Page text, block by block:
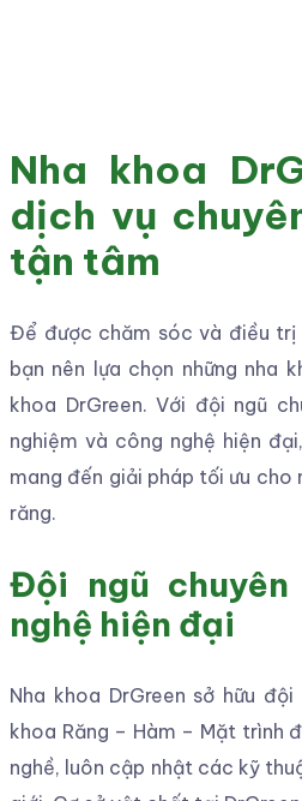
Nha khoa
dịch vụ
tận tâm
Để được chăm sóc và điều trị
bạn nên lựa chọn những nha
khoa DrGreen. Với đội ngũ
nghiệm và công nghệ hiện
mang đến giải pháp tối ưu cho
răng.
Đội ngũ
nghệ hiện đại
Nha khoa DrGreen sở hữu
khoa Răng – Hàm – Mặt trình
nghề, luôn cập nhật các kỹ